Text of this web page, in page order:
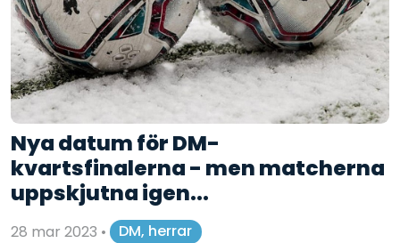
Nya datum för DM-
kvartsfinalerna - men matcherna
uppskjutna igen...
28 mar 2023 •
DM, herrar